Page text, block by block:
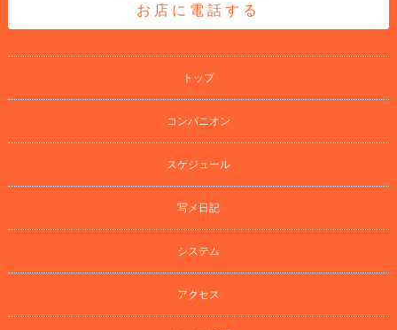
お店に電話する
トップ
コンパニオン
スケジュール
写メ日記
システム
アクセス